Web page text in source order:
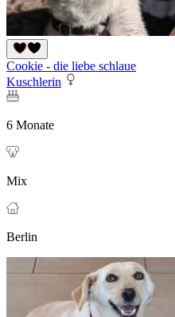
Cookie - die liebe schlaue
Kuschlerin
6 Monate
Mix
Berlin